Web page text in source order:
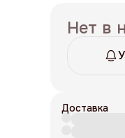
Нет в
Доставка